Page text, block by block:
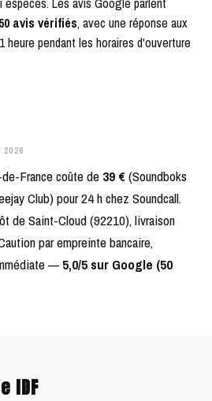
avis vérifiés, avec une réponse aux
heure pendant les horaires d'ouverture
France coûte de 39 € (Soundboks
Club) pour 24 h chez Soundcall.
de Saint-Cloud (92210), livraison
par empreinte bancaire,
— 5,0/5 sur Google (50
IDF